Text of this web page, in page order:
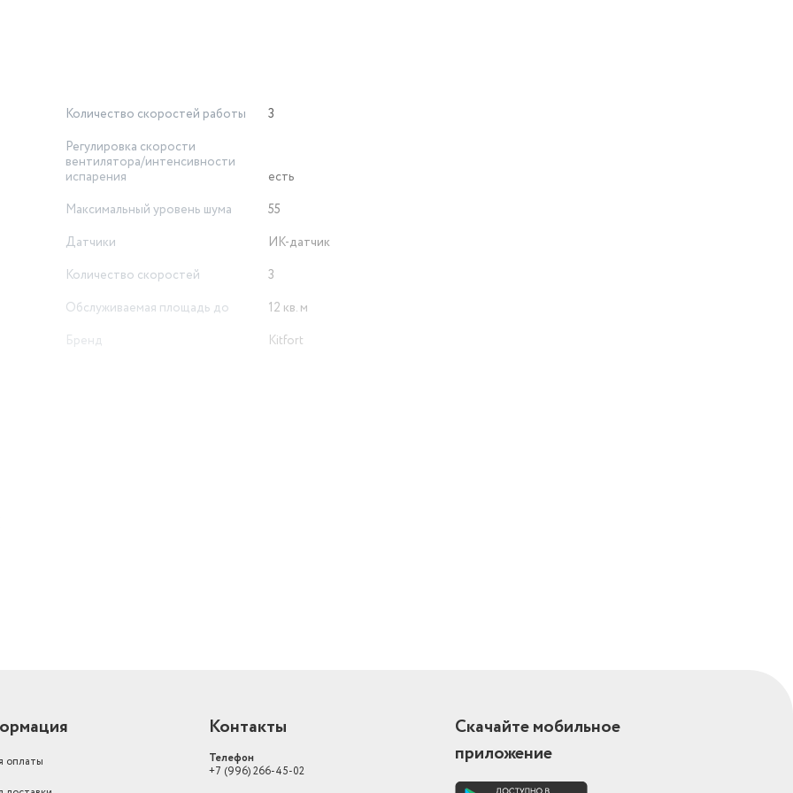
уборки или прихода гостей. Индикатор качества воздуха в реальном
мощность.
необходимость в современном мире. Белый корпус легко впишется в
его на тумбочке, столе или полке. Заботьтесь о здоровье своей
Количество скоростей работы
3
Регулировка скорости
вентилятора/интенсивности
испарения
есть
Максимальный уровень шума
55
Датчики
ИК-датчик
Количество скоростей
3
Обслуживаемая площадь до
12 кв. м
Бренд
Kitfort
Мощность устройства (Вт)
38
оплаты
Контакты
Телефон
+7 (996) 266-45-02
Скачайте мобильное
приложение